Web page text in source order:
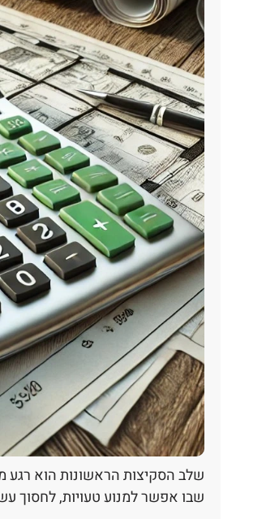
שלב הסקיצות הראשונות הוא רגע
שבו אפשר למנוע טעויות, לחסוך